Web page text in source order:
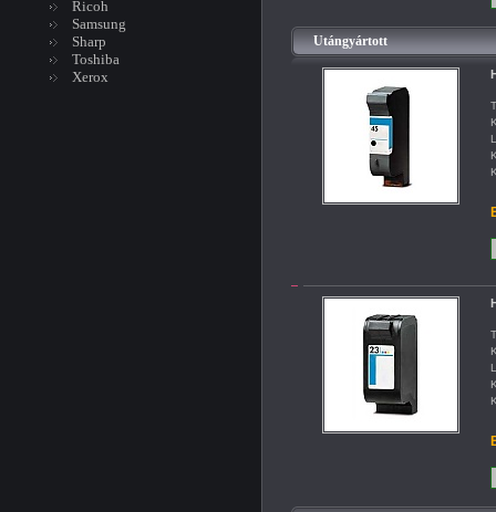
Ricoh
Samsung
Sharp
Toshiba
Xerox
Utángyártott